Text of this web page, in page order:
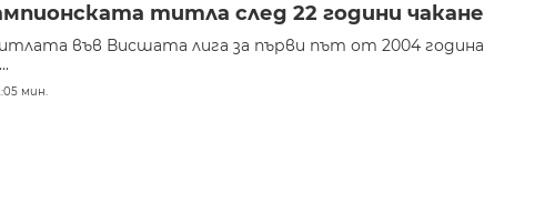
титла след 22 години чакане
във Висшата лига за първи път от 2004 година
мин.